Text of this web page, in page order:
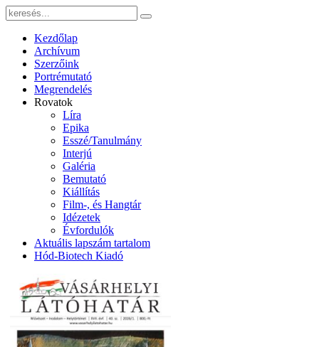
Kezdőlap
Archívum
Szerzőink
Portrémutató
Megrendelés
Rovatok
Líra
Epika
Esszé/Tanulmány
Interjú
Galéria
Bemutató
Kiállítás
Film-, és Hangtár
Idézetek
Évfordulók
Aktuális lapszám tartalom
Hód-Biotech Kiadó